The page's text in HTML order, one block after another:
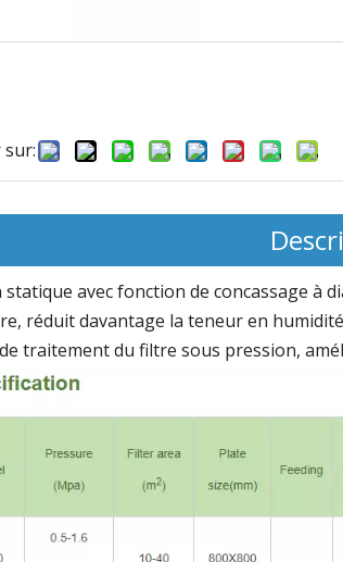
spéciale
la purée
Plaque de filtration et cadre du
plasma médical
avec fonction de concassage à
réduit davantage la teneur en
traitement du filtre sous pression,